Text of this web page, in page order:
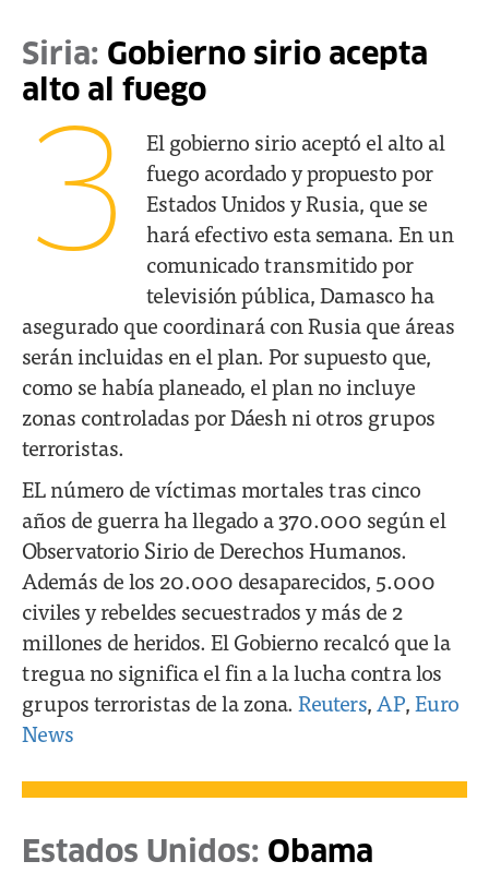
Siria: Gobierno sirio acepta
alto al fuego
3
El gobierno sirio aceptó el alto al
fuego acordado y propuesto por
Estados Unidos y Rusia, que se
hará efectivo esta semana. En un
comunicado transmitido por
televisión pública, Damasco ha
asegurado que coordinará con Rusia que áreas
serán incluidas en el plan. Por supuesto que,
como se había planeado, el plan no incluye
zonas controladas por Dáesh ni otros grupos
terroristas.
EL número de víctimas mortales tras cinco
años de guerra ha llegado a 370.000 según el
Observatorio Sirio de Derechos Humanos.
Además de los 20.000 desaparecidos, 5.000
civiles y rebeldes secuestrados y más de 2
millones de heridos. El Gobierno recalcó que la
tregua no significa el fin a la lucha contra los
grupos terroristas de la zona. Reuters, AP,Euro
News
Estados Unidos: Obama